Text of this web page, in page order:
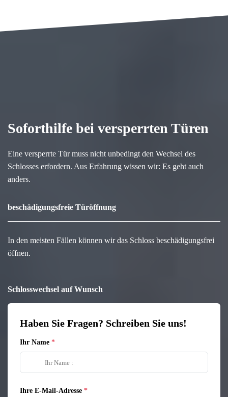
Soforthilfe bei versperrten Türen
Eine versperrte Tür muss nicht unbedingt den Wechsel des
Schlosses erfordern. Aus Erfahrung wissen wir: Es geht auch
anders.
beschädigungsfreie Türöffnung
In den meisten Fällen können wir das Schloss beschädigungsfrei
öffnen.
Schlosswechsel auf Wunsch
Haben Sie Fragen? Schreiben Sie uns!
Ihr Name
Ihre E-Mail-Adresse